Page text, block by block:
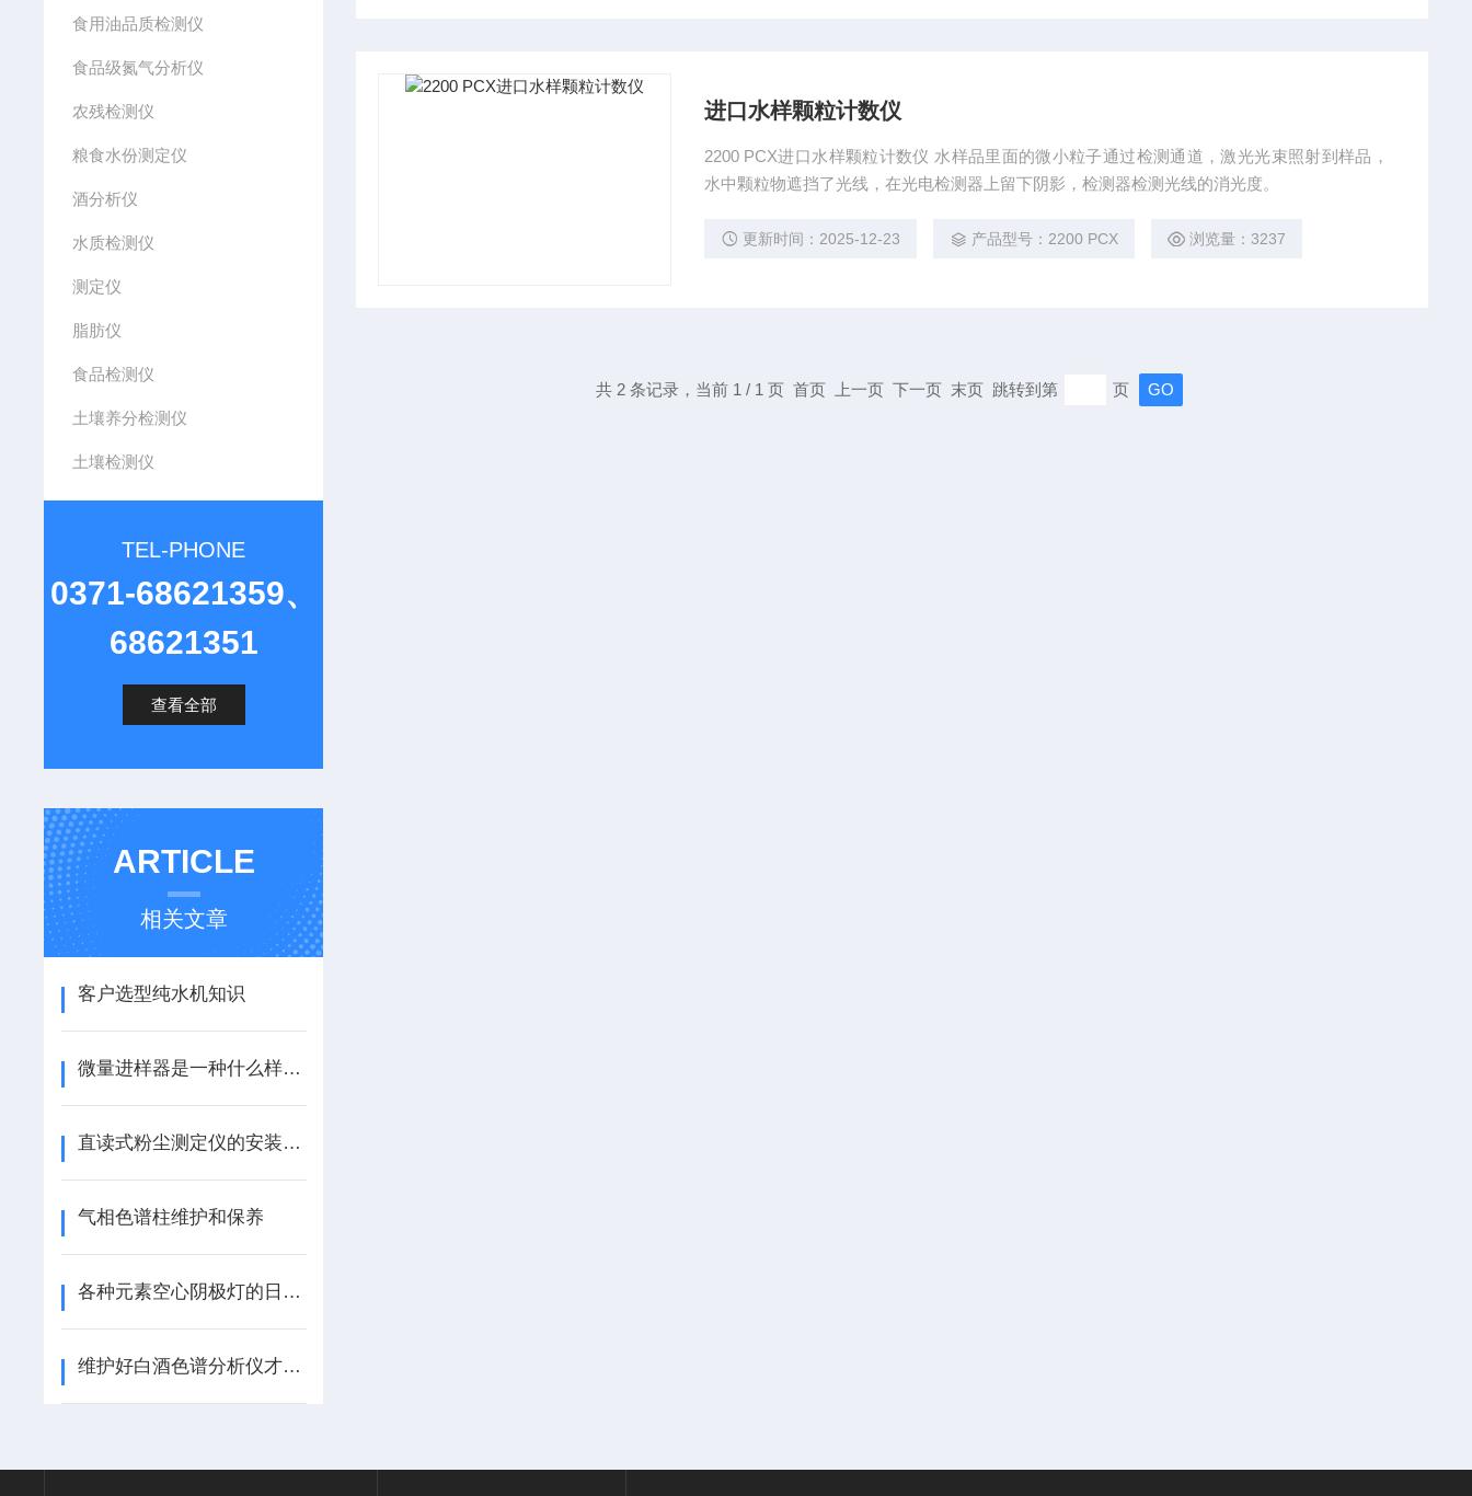
食用油品质检测仪
食品级氮气分析仪
农残检测仪
粮食水份测定仪
酒分析仪
水质检测仪
测定仪
脂肪仪
食品检测仪
土壤养分检测仪
土壤检测仪
TEL-PHONE
0371-68621359、
68621351
查看全部
ARTICLE
相关文章
客户选型纯水机知识
微量进样器是一种什么样的仪器
直读式粉尘测定仪的安装方法
气相色谱柱维护和保养
各种元素空心阴极灯的日常保养问题
维护好白酒色谱分析仪才能让它发挥“大作用”
进口水样颗粒计数仪
2200 PCX进口水样颗粒计数仪 水样品里面的微小粒子通过检测通道，激光光束照射到样品，
水中颗粒物遮挡了光线，在光电检测器上留下阴影，检测器检测光线的消光度。
更新时间：2025-12-23 产品型号：2200 PCX 浏览量：3237
共 2 条记录，当前 1 / 1 页 首页 上一页 下一页 末页 跳转到第 页